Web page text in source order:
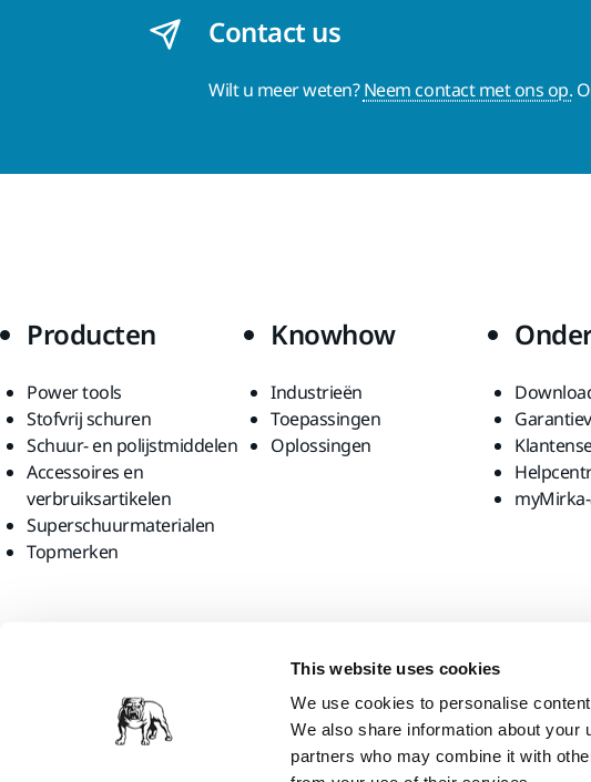
This website uses cookies
We use cookies to personalise
We also share information about your
partners who may combine it with
Contact us
Wilt u meer weten?Neem contact met ons op.
Producten
Power tools
Stofvrij schuren
Schuur- en polijstmiddelen
Accessoires en
verbruiksartikelen
Superschuurmaterialen
Topmerken
Knowhow
Industrieën
Toepassingen
Oplossingen